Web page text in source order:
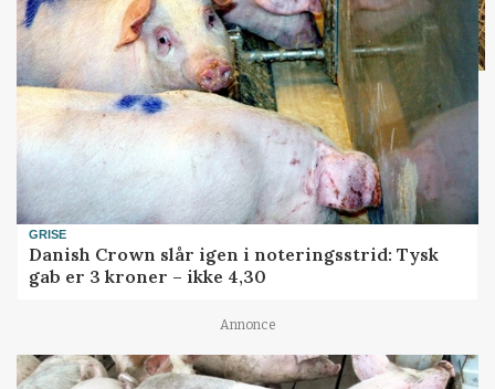
GRISE
Danish Crown slår igen i noteringsstrid: Tysk
gab er 3 kroner – ikke 4,30
Annonce